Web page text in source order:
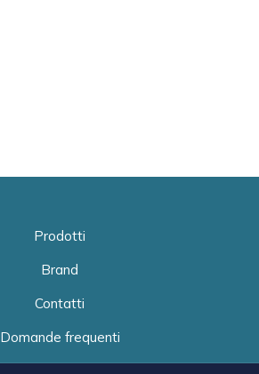
Prodotti
Brand
Contatti
Domande frequenti